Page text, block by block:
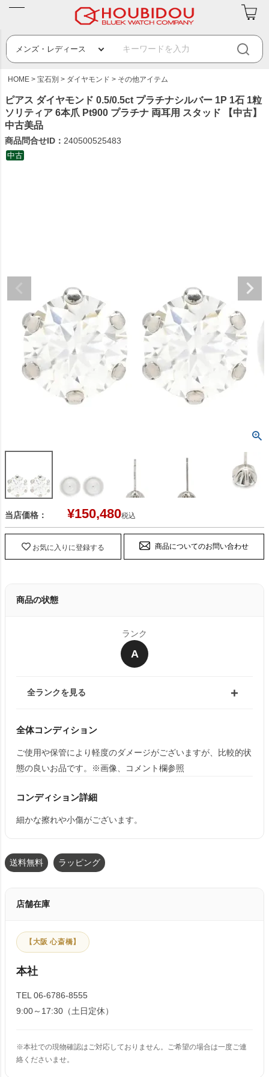
HOME 宝石別 ダイヤモンド その他アイテム
ピアス ダイヤモンド 0.5/0.5ct プラチナシルバー 1P 1石 1粒
ソリティア 6本爪 Pt900 プラチナ 両耳用 スタッド 【中古】
中古美品
商品問合せID： 240500525483
中古
当店価格： ¥150,480税込
お気に入りに登録する 商品についてのお問い合わせ
商品の状態
ランク
A
全ランクを見る
全体コンディション
ご使用や保管により軽度のダメージがございますが、比較的状
態の良いお品です。※画像、コメント欄参照
コンディション詳細
細かな擦れや小傷がございます。
送料無料 ラッピング
店舗在庫
【大阪 心斎橋】
本社
TEL 06-6786-8555
9:00～17:30（土日定休）
※本社での現物確認はご対応しておりません。ご希望の場合は一度ご連
絡くださいませ。